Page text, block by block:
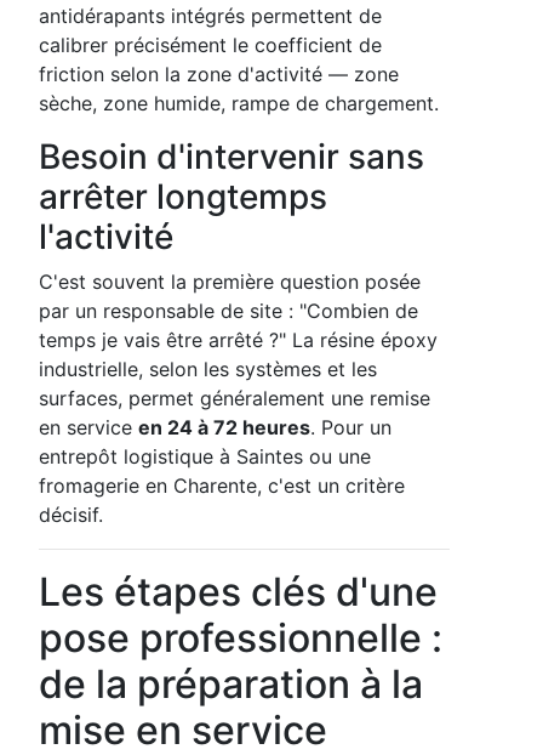
antidérapants intégrés permettent de
calibrer précisément le coefficient de
friction selon la zone d'activité — zone
sèche, zone humide, rampe de chargement.
Besoin d'intervenir sans
arrêter longtemps
l'activité
C'est souvent la première question posée
par un responsable de site : "Combien de
temps je vais être arrêté ?" La résine époxy
industrielle, selon les systèmes et les
surfaces, permet généralement une remise
en service en 24 à 72 heures. Pour un
entrepôt logistique à Saintes ou une
fromagerie en Charente, c'est un critère
décisif.
Les étapes clés d'une
pose professionnelle :
de la préparation à la
mise en service